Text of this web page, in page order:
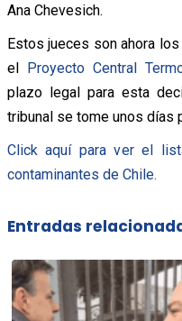
Ana Chevesich.
Estos jueces son ahora
el Proyecto Central
plazo legal para esta
tribunal se tome unos días
Click aquí para ver el
contaminantes de Chile.
Entradas